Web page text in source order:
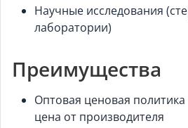
Научные исследования
лаборатории)
Преимущества
Оптовая ценовая
цена от производителя